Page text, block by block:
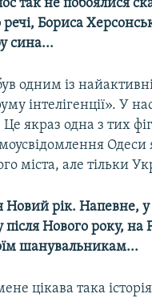
так не побоялися
Бориса
сина...
одним із
інтелігенції». У
Це якраз одна з тих
Одеси
міста, але тільки
Новий рік. Напевне, у
після Нового року, на
шанувальникам...
цікава така